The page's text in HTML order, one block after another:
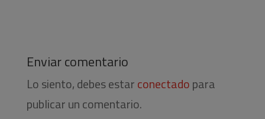
Enviar comentario
Lo siento, debes estarconectadopara
publicar un comentario.